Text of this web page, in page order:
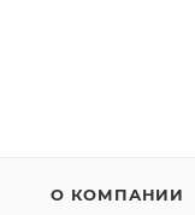
О КОМПАНИИ